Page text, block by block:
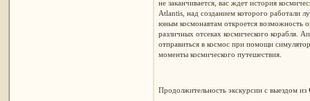
не заканчивается, вас ждет история
Atlantis, над созданием которого работали
юным космонавтам откроется возможность
различных отсеках космического корабля.
отправиться в космос при помощи
моменты космического путешествия.
Продолжительность экскурсии с выездом из